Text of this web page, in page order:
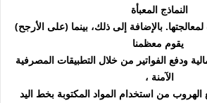
النماذج المعبأة
بالإضافة إلى ذلك، بينما (على الأرجح)
يقوم معظمنا
ودفع الفواتير من خلال التطبيقات المصرفية
الآمنة ،
الهروب من استخدام المواد المكتوبة بخط اليد